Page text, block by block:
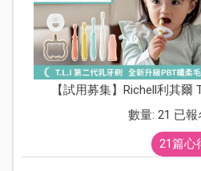
【試用募集】Richell利其爾
數量: 21 已報
21篇心